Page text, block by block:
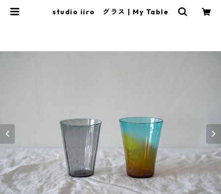
studio iiro グラス | My Table